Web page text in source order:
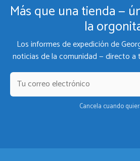
Más que una tienda —
la
Los informes de expedición de
noticias de la comunidad — directo a
Cancela cuando